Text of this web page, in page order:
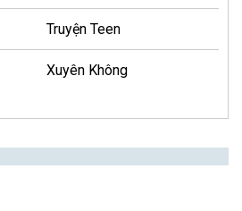
Truyện Teen
Xuyên Không